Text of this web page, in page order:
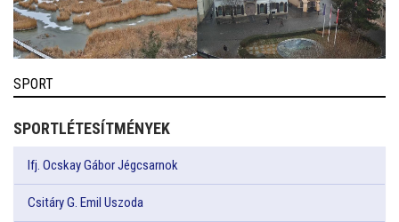
SPORT
SPORTLÉTESÍTMÉNYEK
Ifj. Ocskay Gábor Jégcsarnok
Csitáry G. Emil Uszoda